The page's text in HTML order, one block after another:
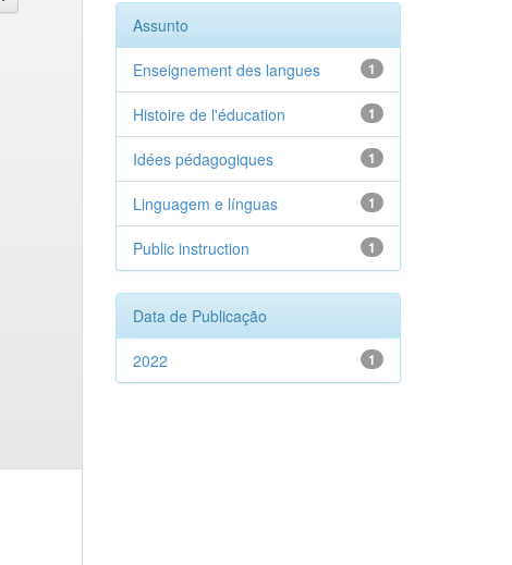
Assunto
1
Enseignement des langues
1
Histoire de l'éducation
1
Idées pédagogiques
1
Linguagem e línguas
1
Public instruction
Data de Publicação
1
2022